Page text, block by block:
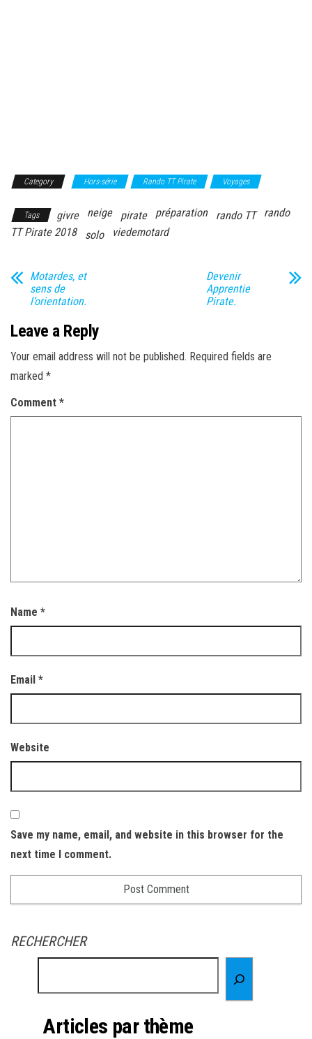
Category Hors-série Rando TT Pirate Voyages
Tags givre neige pirate préparation rando TT
rando
TT Pirate 2018
solo viedemotard
Motardes, et
sens de
l’orientation.
Devenir
Apprentie
Pirate.
Leave a Reply
Your email address will not be published. Required fields are
marked *
Comment *
Name *
Email *
Website
Save my name, email, and website in this browser for the
next time I comment.
RECHERCHER
Articles par thème